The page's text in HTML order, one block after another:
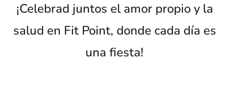
¡Celebrad juntos el amor propio y la
salud en Fit Point, donde cada día es
una fiesta!